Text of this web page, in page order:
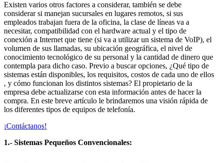
Existen varios otros factores a considerar, también se debe
considerar si manejan sucursales en lugares remotos, si sus
empleados trabajan fuera de la oficina, la clase de líneas va a
necesitar, compatibilidad con el hardware actual y el tipo de
conexión a Internet que tiene (si va a utilizar un sistema de VoIP), el
volumen de sus llamadas, su ubicación geográfica, el nivel de
conocimiento tecnológico de su personal y la cantidad de dinero que
contempla para dicho caso. Previo a buscar opciones, ¿Qué tipo de
sistemas están disponibles, los requisitos, costos de cada uno de ellos
, y cómo funcionan los distintos sistemas? El propietario de la
empresa debe actualizarse con esta información antes de hacer la
compra. En este breve artículo le brindaremos una visión rápida de
los diferentes tipos de equipos de telefonía.
¡Contáctanos!
1.- Sistemas Pequeños Convencionales: